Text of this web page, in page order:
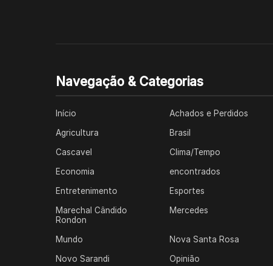
Navegação & Categorias
Início
Achados e Perdidos
Agricultura
Brasil
Cascavel
Clima/Tempo
Economia
encontrados
Entretenimento
Esportes
Marechal Cândido
Rondon
Mercedes
Mundo
Nova Santa Rosa
Novo Sarandi
Opinião